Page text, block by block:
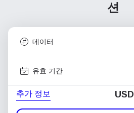
션
데이터
유효 기간
추가 정보 USD